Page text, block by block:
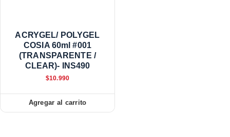
ACRYGEL/ POLYGEL
COSIA 60ml #001
(TRANSPARENTE /
CLEAR)- INS490
$10.990
Agregar al carrito